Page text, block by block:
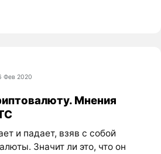
Фев 2020
Мнения
и падает, взяв с собой
Значит ли это, что он